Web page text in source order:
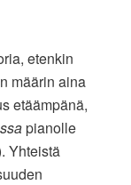
etenkin
määrin aina
etäämpänä,
pianolle
Yhteistä